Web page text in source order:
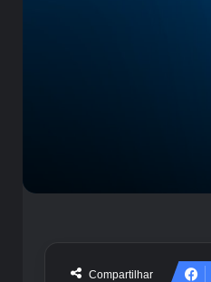
Compartilhar